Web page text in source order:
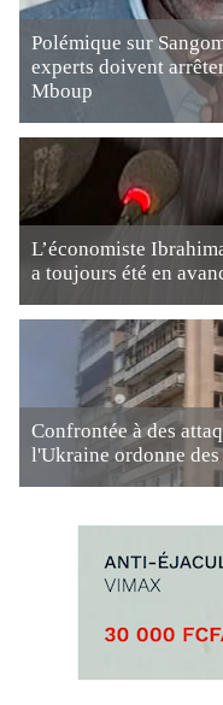
Polémique sur
experts doivent
Mboup
L’économiste
a toujours été en
Confrontée à des
l'Ukraine ordonne